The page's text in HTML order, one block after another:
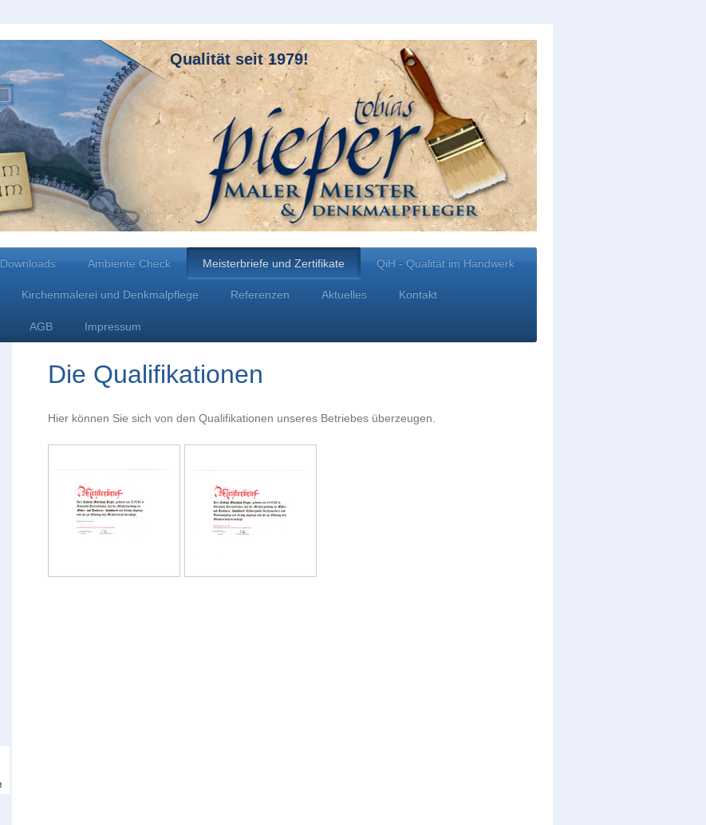
Qualität seit 1979!
Downloads Ambiente Check Meisterbriefe und Zertifikate QiH - Qualität im Handwerk
Kirchenmalerei und Denkmalpflege Referenzen Aktuelles Kontakt
AGB Impressum
Die Qualifikationen
Hier können Sie sich von den Qualifikationen unseres Betriebes überzeugen.